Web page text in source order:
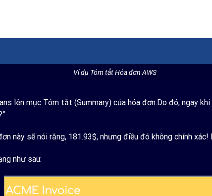
Ví dụ Tóm tắt Hóa đơn AWS
lên mục Tóm tắt (Summary) của hóa đơn.Do đó, ngay
này sẽ nói rằng, 181.93$, nhưng điều đó không chính
như sau: